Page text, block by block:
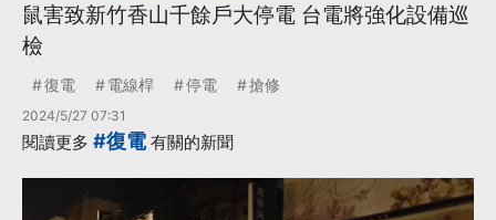
鼠害致新竹香山千餘戶大停電 台電將強化設備巡
檢
復電 電線桿 停電 搶修
2024/5/27 07:31
閱讀更多 #復電有關的新聞